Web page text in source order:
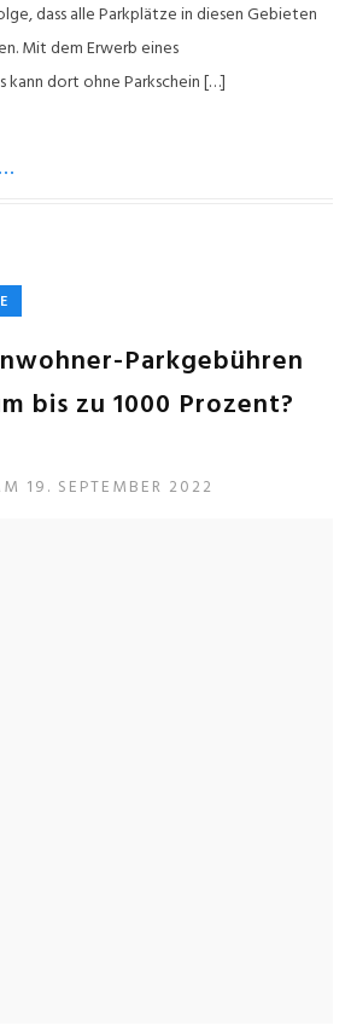
dass alle Parkplätze in diesen Gebieten
Mit dem Erwerb eines
kann dort ohne Parkschein […]
Parkgebühren
bis zu 1000 Prozent?
19. SEPTEMBER 2022